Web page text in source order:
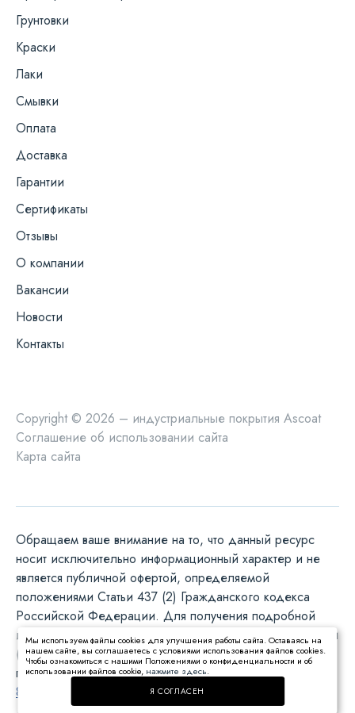
Грунтовки
Краски
Лаки
Смывки
Оплата
Доставка
Гарантии
Сертификаты
Отзывы
О компании
Вакансии
Новости
Контакты
Copyright © 2026 – индустриальные покрытия Ascoat
Соглашение об использовании сайта
Карта сайта
Обращаем ваше внимание на то, что данный ресурс
носит исключительно информационный характер и не
является публичной офертой, определяемой
положениями Статьи 437 (2) Гражданского кодекса
Российской Федерации. Для получения подробной
информации о наличии и стоимости указанных товаров и
(или) услуг, пожалуйста, обращайтесь к менеджеру с
помощьюспециальной формы связиили по телефону:
8-812-380-31-98
Мы используем файлы cookies для улучшения работы сайта. Оставаясь на
нашем сайте, вы соглашаетесь с условиями использования файлов cookies.
Чтобы ознакомиться с нашими Положениями о конфиденциальности и об
использовании файлов cookie, нажмите здесь.
Я СОГЛАСЕН